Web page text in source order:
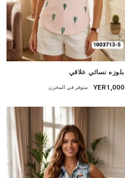
بلوزه نسائي علاقي
YER1,000 متوفر في المخزن